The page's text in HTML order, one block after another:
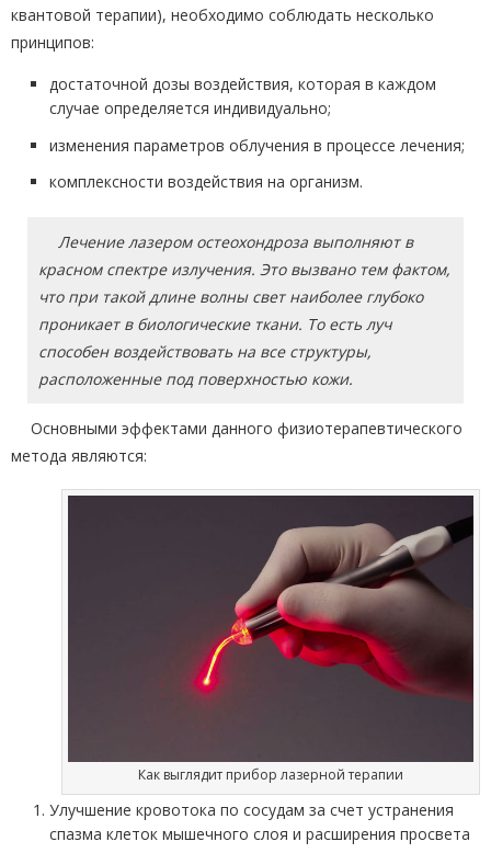
квантовой терапии), необходимо соблюдать несколько
принципов:
достаточной дозы воздействия, которая в каждом
случае определяется индивидуально;
изменения параметров облучения в процессе лечения;
комплексности воздействия на организм.
Лечение лазером остеохондроза выполняют в
красном спектре излучения. Это вызвано тем фактом,
что при такой длине волны свет наиболее глубоко
проникает в биологические ткани. То есть луч
способен воздействовать на все структуры,
расположенные под поверхностью кожи.
Основными эффектами данного физиотерапевтического
метода являются:
Как выглядит прибор лазерной терапии
Улучшение кровотока по сосудам за счет устранения
спазма клеток мышечного слоя и расширения просвета